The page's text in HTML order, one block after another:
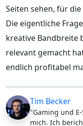
Seiten sehen, für
Die eigentliche
kreative Bandbreite
relevant gemacht
endlich profitabel
Tim Becker
"Gaming und
mich. Ich